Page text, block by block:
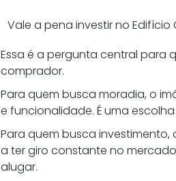
Vale a pena investir no Edifício
Essa é a pergunta central para
comprador.
Para quem busca moradia, o
e funcionalidade. É uma
Para quem busca
a ter giro constante no
alugar.